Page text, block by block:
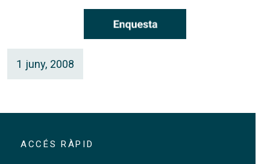
1 juny, 2008
ACCÉS RÀPID